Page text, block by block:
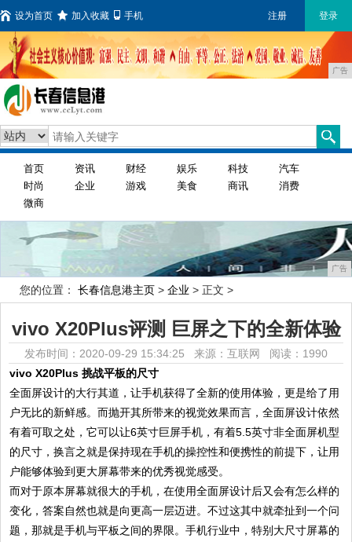
设为首页 加入收藏 手机 注册 登录
广告
首页 资讯 财经 娱乐 科技
汽车
时尚
企业 游戏 美食 商讯
消费
微商
广告
您的位置： 长春信息港主页 > 企业 > 正文 >
vivo X20Plus评测 巨屏之下的全新体验
发布时间：2020-09-29 15:34:25 来源：互联网 阅读：1990
vivo X20Plus 挑战平板的尺寸
全面屏设计的大行其道，让手机获得了全新的使用体验，更是给了用
户无比的新鲜感。而抛开其所带来的视觉效果而言，全面屏设计依然
有着可取之处，它可以让6英寸巨屏手机，有着5.5英寸非全面屏机型
的尺寸，换言之就是保持现在手机的操控性和便携性的前提下，让用
户能够体验到更大屏幕带来的优秀视觉感受。
而对于原本屏幕就很大的手机，在使用全面屏设计后又会有怎么样的
变化，答案自然也就是向更高一层迈进。不过这其中就牵扯到一个问
题，那就是手机与平板之间的界限。手机行业中，特别大尺寸屏幕的